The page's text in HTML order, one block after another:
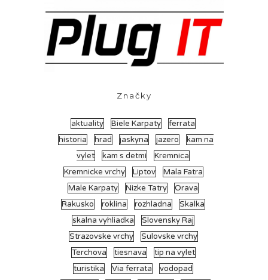
Značky
aktuality Biele Karpaty
ferrata
historia
hrad jaskyna jazero
kam na
vylet
kam s detmi
Kremnica
Kremnicke vrchy
Liptov
Mala Fatra
Male Karpaty
Nizke Tatry
Orava
Rakusko
roklina rozhladna
Skalka
skalna vyhliadka
Slovensky Raj
Strazovske vrchy
Sulovske vrchy
Terchova
tiesnava
tip na vylet
turistika
Via ferrata
vodopad